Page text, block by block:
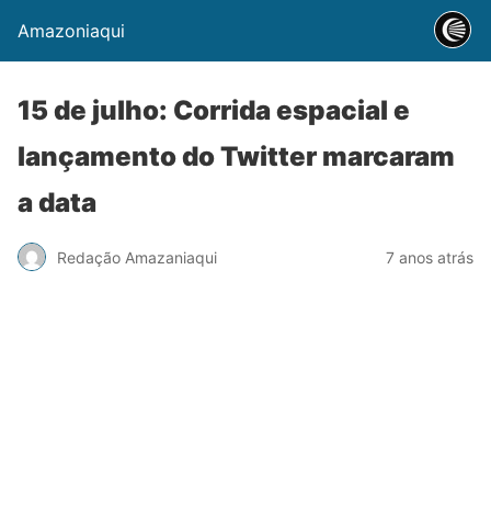
Amazoniaqui
15 de julho: Corrida espacial e
lançamento do Twitter marcaram
a data
Redação Amazaniaqui 7 anos atrás